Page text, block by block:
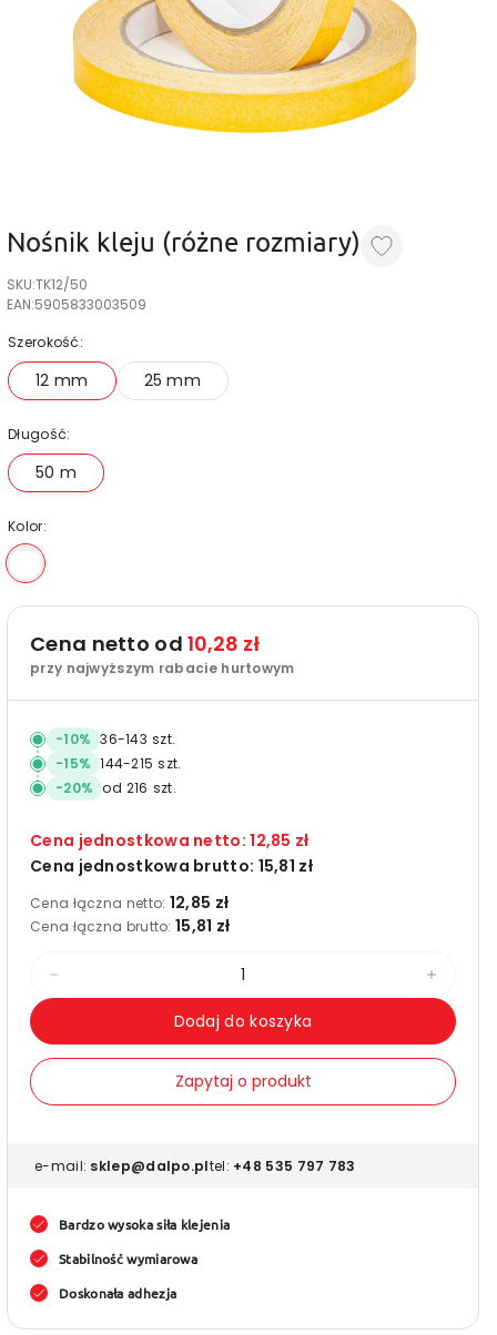
Nośnik kleju (różne rozmiary)
SKU:TK12/50
EAN:5905833003509
Szerokość:
12 mm 25 mm
Długość:
50 m
Kolor:
Cena netto od 10,28 zł
przy najwyższym rabacie hurtowym
-10% 36-143 szt.
-15% 144-215 szt.
-20% od 216 szt.
Cena jednostkowa netto:12,85 zł
Cena jednostkowa brutto: 15,81 zł
Cena łączna netto: 12,85 zł
Cena łączna brutto: 15,81 zł
dla
kleju
rozmiary)
ilość
dla
Nośnik
kleju
Dodaj do koszyka
Zapytaj o produkt
e-mail: sklep@dalpo.pltel: +48 535 797 783
Bardzo wysoka siła klejenia
Stabilność wymiarowa
Doskonała adhezja